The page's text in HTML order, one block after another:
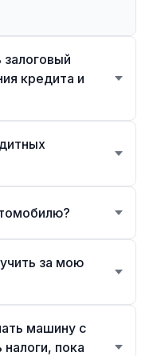
кредита и
к автомобилю?
за мою
машину с
налоги, пока